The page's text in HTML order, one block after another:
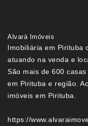
Alvará Imóveis
Imobiliária em Pirituba
atuando na venda e
São mais de 600
em Pirituba e região.
imóveis em Pirituba.
https://